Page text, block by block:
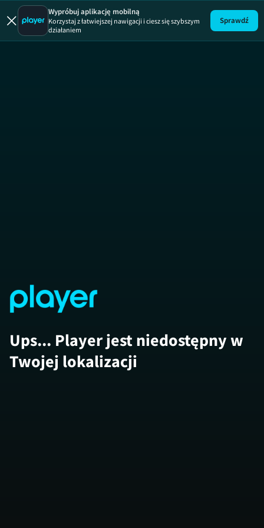
Wypróbuj aplikację mobilną
Korzystaj z łatwiejszej nawigacji i ciesz się szybszym
działaniem
Sprawdź
Ups... Player jest niedostępny w
Twojej lokalizacji